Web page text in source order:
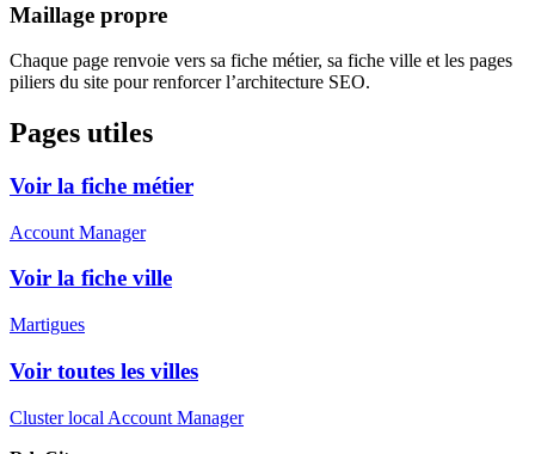
Maillage propre
Chaque page renvoie vers sa fiche métier, sa fiche ville et les pages
piliers du site pour renforcer l’architecture SEO.
Pages utiles
Voir la fiche métier
Account Manager
Voir la fiche ville
Martigues
Voir toutes les villes
Cluster local Account Manager